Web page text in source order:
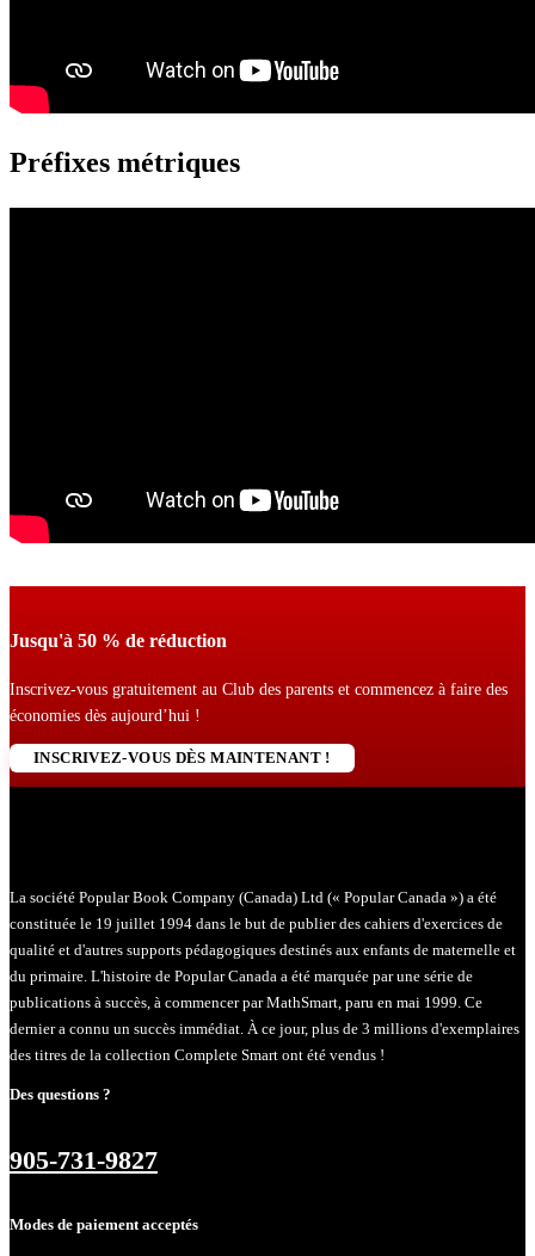
Préfixes métriques
Jusqu'à 50 % de réduction
Inscrivez-vous gratuitement au Club des parents et commencez à faire des
économies dès aujourd’hui !
INSCRIVEZ-VOUS DÈS MAINTENANT !
La société Popular Book Company (Canada) Ltd (« Popular Canada ») a été
constituée le 19 juillet 1994 dans le but de publier des cahiers d'exercices de
qualité et d'autres supports pédagogiques destinés aux enfants de maternelle et
du primaire. L'histoire de Popular Canada a été marquée par une série de
publications à succès, à commencer par MathSmart, paru en mai 1999. Ce
dernier a connu un succès immédiat. À ce jour, plus de 3 millions d'exemplaires
des titres de la collection Complete Smart ont été vendus !
Des questions ?
905-731-9827
Modes de paiement acceptés